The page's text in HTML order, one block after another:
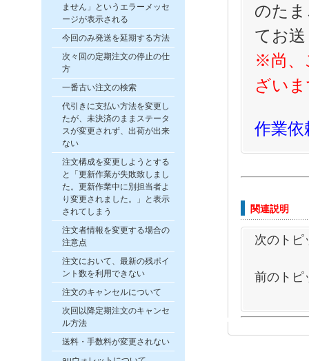
ません」というエラーメッセ
ージが表示される
今回のみ発送を延期する方法
次々回の定期注文の停止の仕
方
一番古い注文の検索
代引きに支払い方法を変更し
たが、未決済のままステータ
スが変更されず、出荷が出来
ない
注文構成を変更しようとする
と「更新作業が失敗致しまし
た。更新作業中に別担当者よ
り変更されました。」と表示
されてしまう
注文者情報を変更する場合の
注意点
注文において、最新の残ポイ
ント数を利用できない
注文のキャンセルについて
次回以降定期注文のキャンセ
ル方法
送料・手数料が変更されない
のた
てお
※尚、
ざい
作業
関連説明
次のトピ
前のトピ